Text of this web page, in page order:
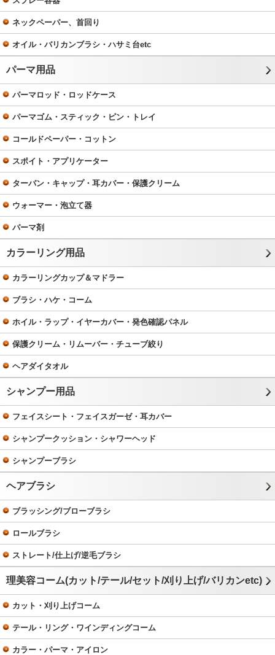
ネックペーパー、首回り
オイル・バリカンブラシ・ハサミ台etc
パーマ用品
パーマロッド・ロッドケース
パーマゴム・スティック・ピン・トレイ
コールドペーパー・コットン
スポイト・アプリケーター
ターバン・キャップ・耳カバー・保護クリーム
ウォーマー・泡立て器
パーマ剤
カラーリング用品
カラーリングカップ＆マドラー
ブラシ・ハケ・コーム
ホイル・ラップ・イヤーカバー・発色確認パネル
保護クリーム・リムーバー・チューブ絞り
ヘアダイタオル
シャンプー用品
フェイスシート・フェイスガーゼ・耳カバー
シャンプークッション・シャワーヘッド
シャンプーブラシ
ヘアブラシ
ブラッシング/ブローブラシ
ロールブラシ
ストレート/仕上げ/逆毛ブラシ
理美容コーム(カット/テール/セット/刈り上げ/バリカンetc)
カット・刈り上げコーム
テール・リング・ワインディングコーム
カラー・パーマ・アイロン